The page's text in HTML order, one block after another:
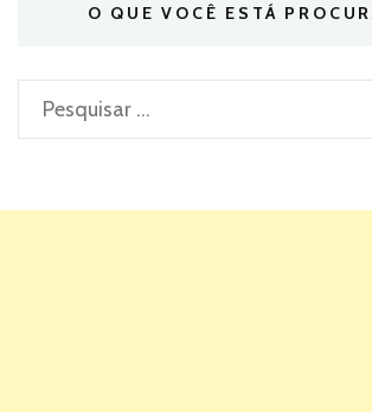
O QUE VOCÊ ESTÁ
Pesquisar
por: